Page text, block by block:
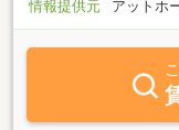
情報提供元
アットホ